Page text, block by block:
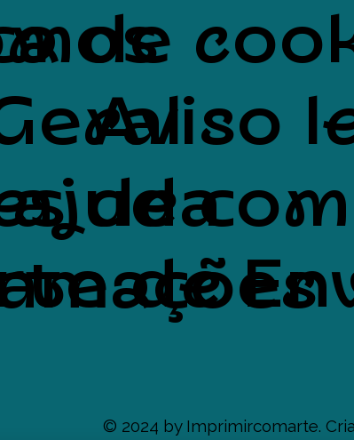
ajuda
de
Aviso
de
de
© 2024 by Imprimircomarte.